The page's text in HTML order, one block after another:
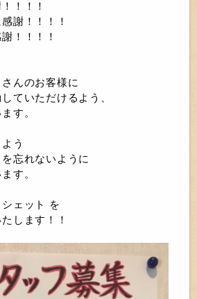
！！！
謝！！！！
！！！！
んのお客様に
ていただけるよう、
す。
う
忘れないように
す。
ェット を
します！！